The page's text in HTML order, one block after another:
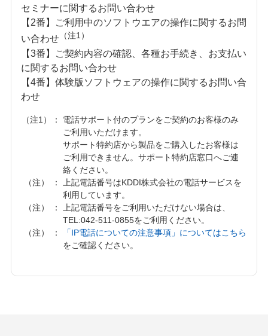
セミナーに関するお問い合わせ
【2番】ご利用中のソフトウエアの操作に関するお問
い合わせ （注1）
【3番】ご契約内容の確認、各種お手続き、お支払い
に関するお問い合わせ
【4番】体験版ソフトウェアの操作に関するお問い合
わせ
（注1）
電話サポート付のプランをご契約のお客様のみ
ご利用いただけます。
サポート特約店から製品をご購入したお客様は
ご利用できません。サポート特約店窓口へご連
絡ください。
（注）
上記電話番号はKDDI株式会社の電話サービスを
利用しています。
（注）
上記電話番号をご利用いただけない場合は、
TEL:042-511-0855をご利用ください。
（注）
「IP電話についての注意事項」についてはこちら
をご確認ください。